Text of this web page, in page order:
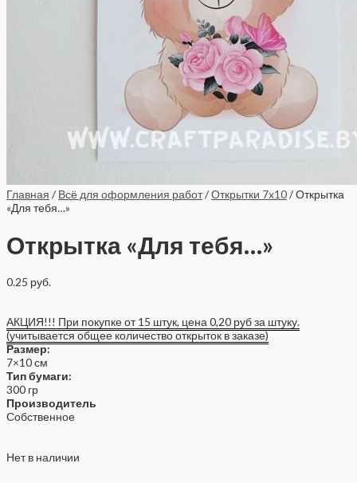
Главная / Всё для оформления работ/Открытки 7x10/ Открытка
«Для тебя…»
Открытка «Для тебя…»
0.25 руб.
АКЦИЯ!!! При покупке от 15 штук, цена 0,20 руб за штуку.
(учитывается общее количество открыток в заказе)
Размер:
7×10 см
Тип бумаги:
300 гр
Производитель
Собственное
Нет в наличии